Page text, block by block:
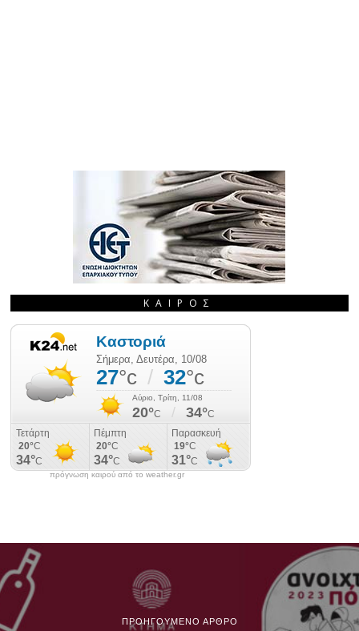
ΚΑΙΡΌΣ
πρόγνωση καιρού από το weather.gr
ΠΡΟΗΓΟΎΜΕΝΟ ΆΡΘΡΟ